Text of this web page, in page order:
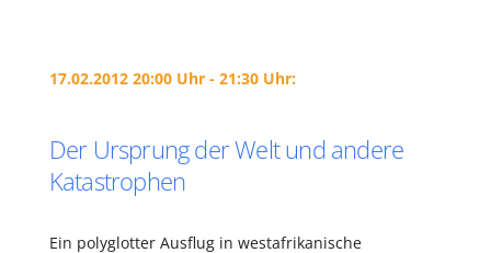
17.02.2012 20:00 Uhr - 21:30 Uhr:
Der Ursprung der Welt und andere
Katastrophen
Ein polyglotter Ausflug in westafrikanische